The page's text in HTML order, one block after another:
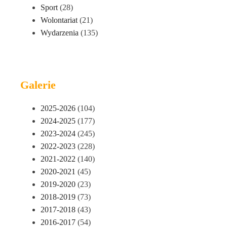
Sport (28)
Wolontariat (21)
Wydarzenia (135)
Galerie
2025-2026 (104)
2024-2025 (177)
2023-2024 (245)
2022-2023 (228)
2021-2022 (140)
2020-2021 (45)
2019-2020 (23)
2018-2019 (73)
2017-2018 (43)
2016-2017 (54)